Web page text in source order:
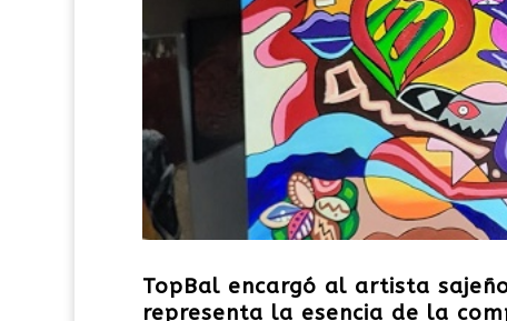
TopBal encargó al artista
representa la esencia de la